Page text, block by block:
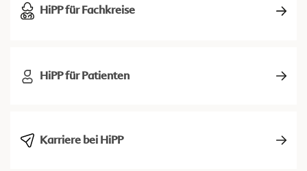
HiPP für Fachkreise
HiPP für Patienten
Karriere bei HiPP